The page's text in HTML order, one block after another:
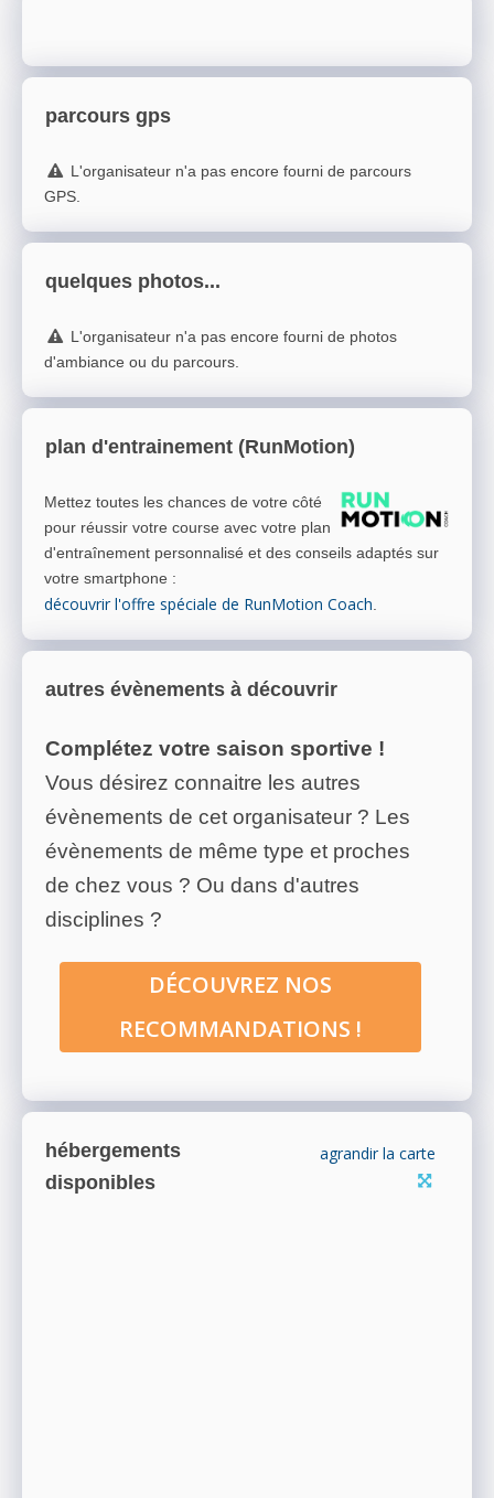
parcours gps
L'organisateur n'a pas encore fourni de parcours
GPS.
quelques photos...
L'organisateur n'a pas encore fourni de photos
d'ambiance ou du parcours.
plan d'entrainement (RunMotion)
Mettez toutes les chances de votre côté
pour réussir votre course avec votre plan
d'entraînement personnalisé et des conseils adaptés sur
votre smartphone :
découvrir l'offre spéciale de RunMotion Coach.
autres évènements à découvrir
Complétez votre saison sportive !
Vous désirez connaitre les autres
évènements de cet organisateur ? Les
évènements de même type et proches
de chez vous ? Ou dans d'autres
disciplines ?
DÉCOUVREZ NOS
RECOMMANDATIONS !
hébergements
disponibles
agrandir la carte